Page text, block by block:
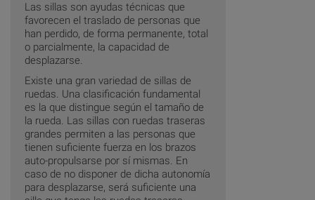
Las sillas son ayudas técnicas que
favorecen el traslado de personas que
han perdido, de forma permanente, total
o parcialmente, la capacidad de
desplazarse.
Existe una gran variedad de sillas de
ruedas. Una clasificación fundamental
es la que distingue según el tamaño de
la rueda. Las sillas con ruedas traseras
grandes permiten a las personas que
tienen suficiente fuerza en los brazos
auto-propulsarse por sí mismas. En
caso de no disponer de dicha autonomía
para desplazarse, será suficiente una